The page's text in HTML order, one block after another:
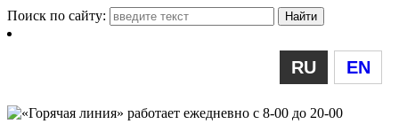
Поиск по сайту:
RU EN